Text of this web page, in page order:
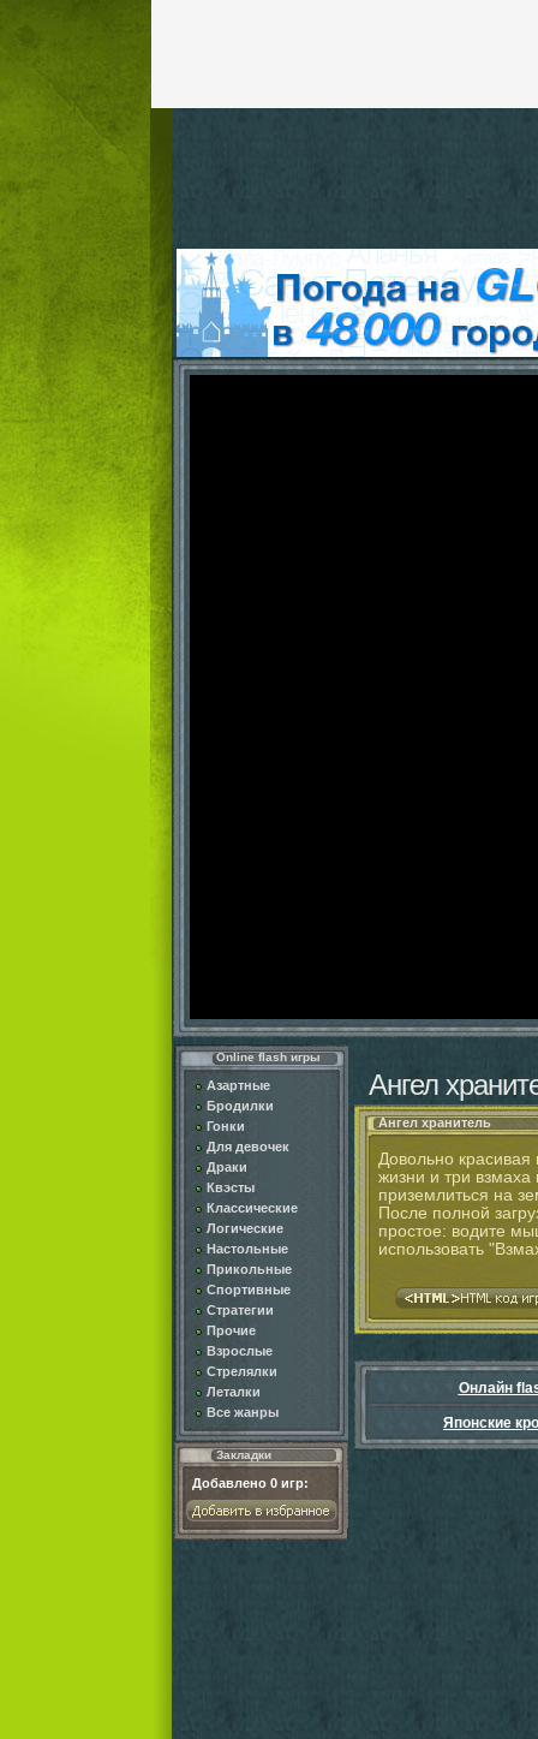
Online flash игры
Азартные
Бродилки
Гонки
Для девочек
Драки
Квэсты
Классические
Логические
Настольные
Прикольные
Спортивные
Стратегии
Прочие
Взрослые
Стрелялки
Леталки
Все жанры
Закладки
Добавлено 0 игр:
Ангел
Ангел хранитель
Довольно
жизни и три взмаха
приземлиться на
После полной
простое: водите
использовать
Онлайн
Японские